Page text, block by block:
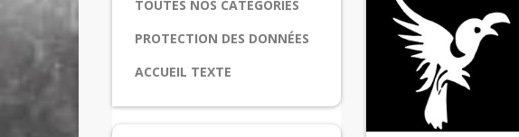
TOUTES NOS CATÉGORIES
PROTECTION DES DONNÉES
ACCUEIL TEXTE